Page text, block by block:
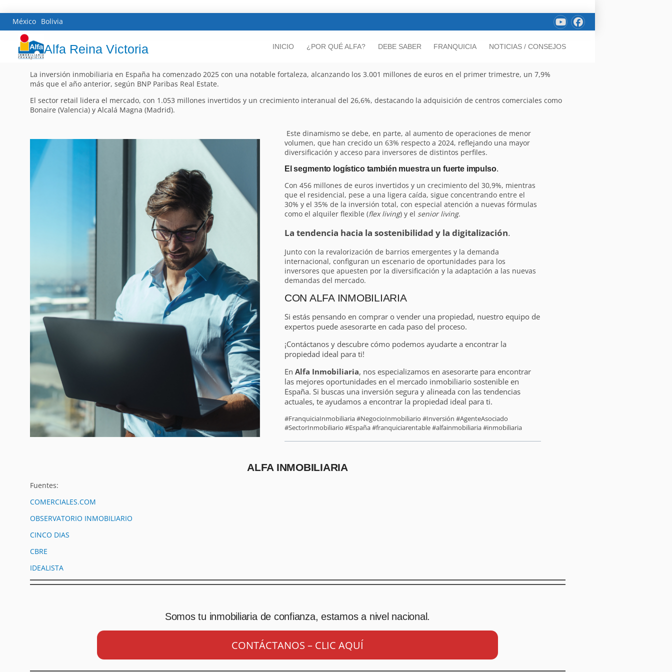
México Bolivia
Alfa Reina Victoria INICIO ¿POR QUÉ ALFA? DEBE SABER FRANQUICIA NOTICIAS / CONSEJOS
La inversión inmobiliaria en España ha comenzado 2025 con una notable fortaleza, alcanzando los 3.001 millones de euros en el primer trimestre, un 7,9%
más que el año anterior, según BNP Paribas Real Estate.
El sector retail lidera el mercado, con 1.053 millones invertidos y un crecimiento interanual del 26,6%, destacando la adquisición de centros comerciales como
Bonaire (Valencia) y Alcalá Magna (Madrid).
Este dinamismo se debe, en parte, al aumento de operaciones de menor
volumen, que han crecido un 63% respecto a 2024, reflejando una mayor
diversificación y acceso para inversores de distintos perfiles.
El segmento logístico también muestra un fuerte impulso.
Con 456 millones de euros invertidos y un crecimiento del 30,9%, mientras
que el residencial, pese a una ligera caída, sigue concentrando entre el
30% y el 35% de la inversión total, con especial atención a nuevas fórmulas
como el alquiler flexible (flex living) y el senior living.
La tendencia hacia la sostenibilidad y la digitalización.
Junto con la revalorización de barrios emergentes y la demanda
internacional, configuran un escenario de oportunidades para los
inversores que apuesten por la diversificación y la adaptación a las nuevas
demandas del mercado.
CON ALFA INMOBILIARIA
Si estás pensando en comprar o vender una propiedad, nuestro equipo de
expertos puede asesorarte en cada paso del proceso.
¡Contáctanos y descubre cómo podemos ayudarte a encontrar la
propiedad ideal para ti!
En Alfa Inmobiliaria, nos especializamos en asesorarte para encontrar
las mejores oportunidades en el mercado inmobiliario sostenible en
España. Si buscas una inversión segura y alineada con las tendencias
actuales, te ayudamos a encontrar la propiedad ideal para ti.
#FranquiciaInmobiliaria #NegocioInmobiliario #Inversión #AgenteAsociado
#SectorInmobiliario #España #franquiciarentable #alfainmobiliaria #inmobiliaria
ALFA INMOBILIARIA
Fuentes:
COMERCIALES.COM
OBSERVATORIO INMOBILIARIO
CINCO DIAS
CBRE
IDEALISTA
Somos tu inmobiliaria de confianza, estamos a nivel nacional.
CONTÁCTANOS – CLIC AQUÍ